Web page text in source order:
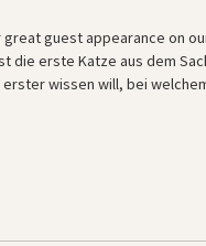
great guest appearance on
die erste Katze aus dem
wissen will, bei